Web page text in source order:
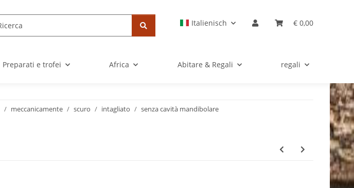
Italienisch € 0,00
Preparati e trofei Africa Abitare & Regali regali
meccanicamente scuro intagliato
senza cavità mandibolare